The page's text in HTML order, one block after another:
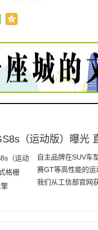
（运动版）曝光
自主品牌在SUV车
赛GT等高性能的运
我们从工信部官网